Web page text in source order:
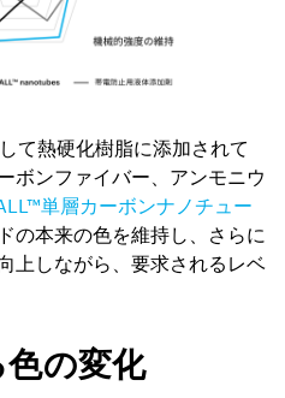
て熱硬化樹脂に添加されて
ボンファイバー、アンモニウ
単層カーボンナノチュー
の本来の色を維持し、さらに
上しながら、要求されるレベ
の変化